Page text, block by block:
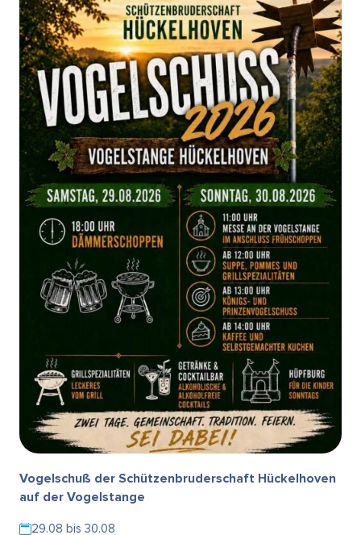
Vogelschuß der Schützenbruderschaft Hückelhoven
auf der Vogelstange
29.08 bis 30.08